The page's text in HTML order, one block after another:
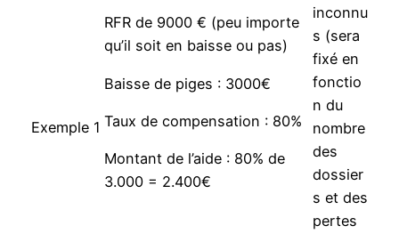
inconnu
s (sera
fixé en
fonctio
n du
nombre
des
dossier
s et des
pertes
Exemple 1
RFR de 9000 € (peu importe
qu’il soit en baisse ou pas)
Baisse de piges : 3000€
Taux de compensation : 80%
Montant de l’aide : 80% de
3.000 = 2.400€